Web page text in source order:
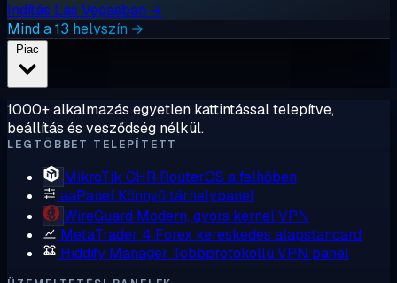
Indítás Las Vegasban →
Mind a 13 helyszín →
1000+ alkalmazás egyetlen kattintással telepítve,
beállítás és vesződség nélkül.
LEGTÖBBET TELEPÍTETT
MikroTik CHR RouterOS a felhőben
aaPanel Könnyű tárhelypanel
WireGuard Modern, gyors kernel VPN
MetaTrader 4 Forex kereskedés alapstandard
Hiddify Manager Többprotokollú VPN panel